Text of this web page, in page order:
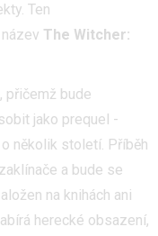
Ten
The Witcher:
, přičemž bude
jako prequel -
několik století. Příběh
a bude se
na knihách ani
herecké obsazení,